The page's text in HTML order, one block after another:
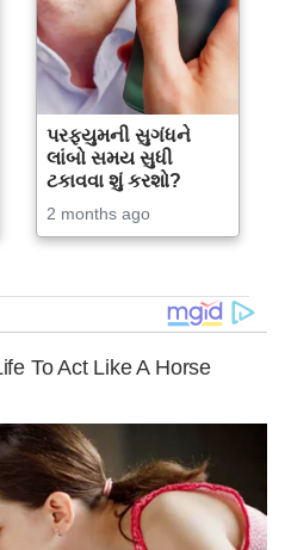
પરફ્યુમની સુગંધને
લાંબો સમય સુધી
ટકાવવા શું કરશો?
2 months ago